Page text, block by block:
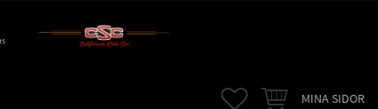
FAVORITER
KUNDVAGNMINA SIDOR